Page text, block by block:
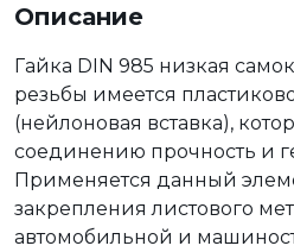
Описание
Гайка DIN 985 низкая
резьбы имеется
(нейлоновая вставка),
соединению прочность и
Применяется данный
закрепления листового
автомобильной и